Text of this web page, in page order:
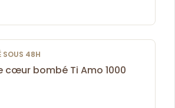
SOUS 48H
cœur bombé Ti Amo 1000